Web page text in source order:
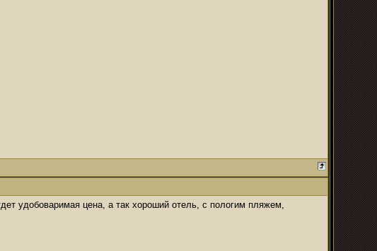
удобоваримая цена, а так хороший отель, с пологим пляжем,